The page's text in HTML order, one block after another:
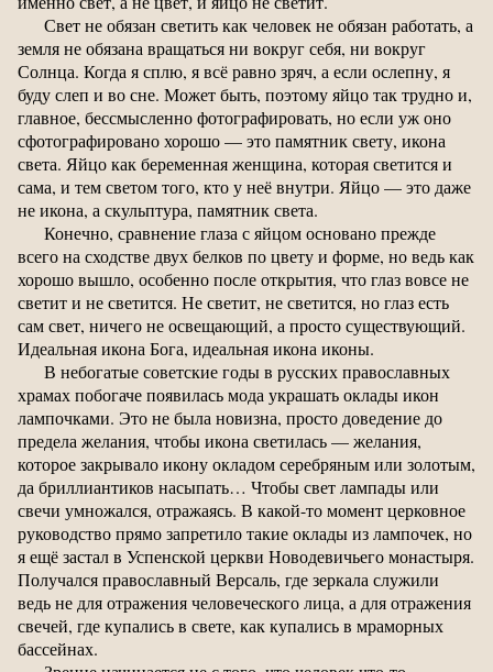
Свет не обязан светить как человек не обязан работать, а
земля не обязана вращаться ни вокруг себя, ни вокруг
Солнца. Когда я сплю, я всё равно зряч, а если ослепну, я
буду слеп и во сне. Может быть, поэтому яйцо так трудно и,
главное, бессмысленно фотографировать, но если уж оно
сфотографировано хорошо — это памятник свету, икона
света. Яйцо как беременная женщина, которая светится и
сама, и тем светом того, кто у неё внутри. Яйцо — это даже
не икона, а скульптура, памятник света.
Конечно, сравнение глаза с яйцом основано прежде
всего на сходстве двух белков по цвету и форме, но ведь как
хорошо вышло, особенно после открытия, что глаз вовсе не
светит и не светится. Не светит, не светится, но глаз есть
сам свет, ничего не освещающий, а просто существующий.
Идеальная икона Бога, идеальная икона иконы.
В небогатые советские годы в русских православных
храмах побогаче появилась мода украшать оклады икон
лампочками. Это не была новизна, просто доведение до
предела желания, чтобы икона светилась — желания,
которое закрывало икону окладом серебряным или золотым,
да бриллиантиков насыпать… Чтобы свет лампады или
свечи умножался, отражаясь. В какой-то момент церковное
руководство прямо запретило такие оклады из лампочек, но
я ещё застал в Успенской церкви Новодевичьего монастыря.
Получался православный Версаль, где зеркала служили
ведь не для отражения человеческого лица, а для отражения
свечей, где купались в свете, как купались в мраморных
бассейнах.